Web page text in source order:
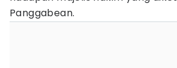
Panggabean.